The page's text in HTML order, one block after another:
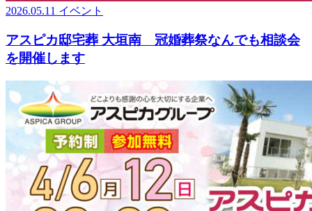
2026.05.11 イベント
アスピカ邸宅葬 大垣南 冠婚葬祭なんでも相談会
を開催します